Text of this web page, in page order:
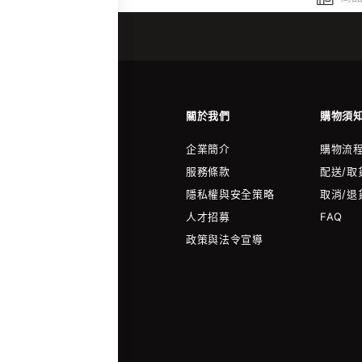
關於我們 購物須
企業簡介
服務條款
隱私權與安全策略
人才招募
政策與法令宣導
購物流
配送/取
取消/退
FAQ